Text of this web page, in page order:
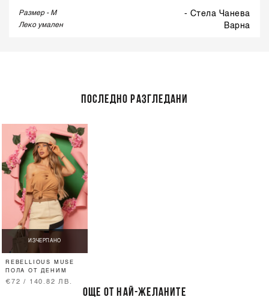
Размер - M - Стела Чанева
Леко умален варна
ПОСЛЕДНО РАЗГЛЕДАНИ
ИЗЧЕРПАНО
REBELLIOUS MUSE
ПОЛА ОТ ДЕНИМ
€72 / 140.82 ЛВ.
ОЩЕ ОТ НАЙ-ЖЕЛАНИТЕ